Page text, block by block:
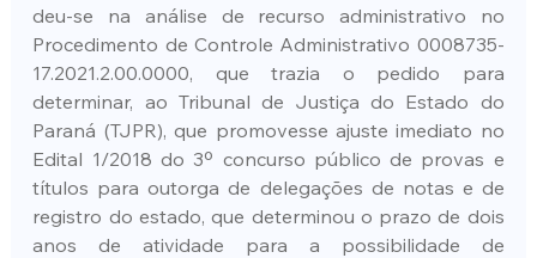
deu-se na análise de recurso administrativo no
Procedimento de Controle Administrativo 0008735-
17.2021.2.00.0000, que trazia o pedido para
determinar, ao Tribunal de Justiça do Estado do
Paraná (TJPR), que promovesse ajuste imediato no
Edital 1/2018 do 3º concurso público de provas e
títulos para outorga de delegações de notas e de
registro do estado, que determinou o prazo de dois
anos de atividade para a possibilidade de